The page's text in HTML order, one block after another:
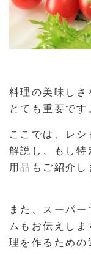
料理の美味しさ
とても重要です
ここでは、レシ
解説し、もし特
用品もご紹介し
また、スーパ
ムもお伝えし
理を作るための